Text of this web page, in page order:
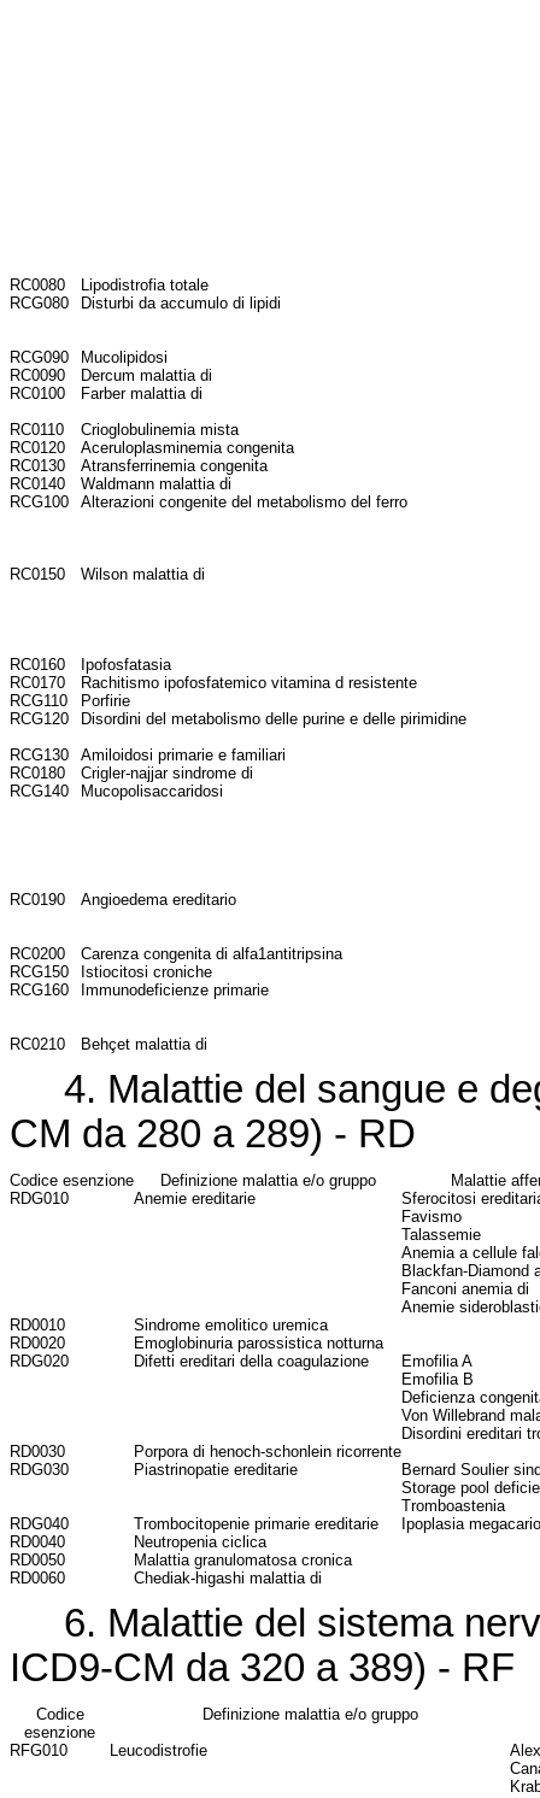
RC0080
Lipodistrofia totale
RCG080
Disturbi da accumulo di lipidi
RCG090
Mucolipidosi
RC0090
Dercum malattia di
RC0100
Farber malattia di
RC0110
Crioglobulinemia mista
RC0120
Aceruloplasminemia congenita
RC0130
Atransferrinemia congenita
RC0140
Waldmann malattia di
RCG100
Alterazioni congenite del metabolismo del ferro
RC0150 Wilson malattia di
RC0160
Ipofosfatasia
RC0170
Rachitismo ipofosfatemico vitamina d resistente
RCG110
Porfirie
RCG120
Disordini del metabolismo delle purine e delle pirimidine
RCG130
Amiloidosi primarie e familiari
RC0180
Crigler-najjar sindrome di
RCG140
Mucopolisaccaridosi
RC0190 Angioedema ereditario
RC0200
Carenza congenita di alfa1antitripsina
RCG150
Istiocitosi croniche
RCG160
Immunodeficienze primarie
RC0210 Behçet malattia di
4. Malattie del sangue e
CM da 280 a 289) - RD
Codice esenzione Definizione malattia e/o gruppo
Malattie
RDG010
Anemie ereditarie
Sferocitosi
Favismo
Talassemie
Anemia a cellule
Blackfan-Diamond
Fanconi anemia di
Anemie
RD0010
Sindrome emolitico uremica
RD0020
Emoglobinuria parossistica notturna
RDG020
Difetti ereditari della coagulazione
Emofilia A
Emofilia B
Deficienza
Von Willebrand
Disordini ereditari
RD0030
Porpora di henoch-schonlein ricorrente
RDG030
Piastrinopatie ereditarie
Bernard Soulier
Storage pool
Tromboastenia
RDG040
Trombocitopenie primarie ereditarie
Ipoplasia
RD0040
Neutropenia ciclica
RD0050
Malattia granulomatosa cronica
RD0060
Chediak-higashi malattia di
6. Malattie del sistema
ICD9-CM da 320 a 389) - RF
Codice
esenzione
Definizione malattia e/o gruppo
RFG010
Leucodistrofie